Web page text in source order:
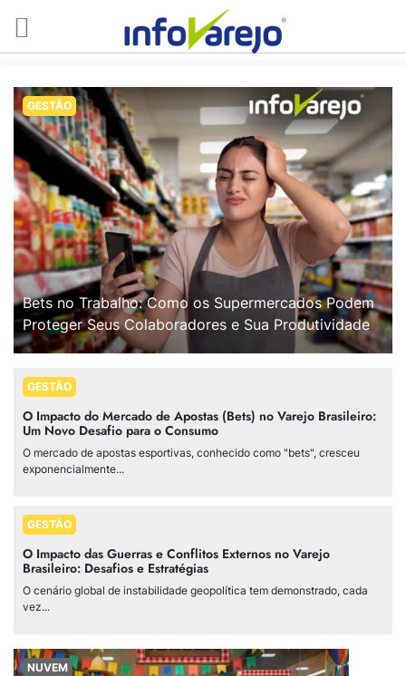
GESTÃO
Bets no Trabalho: Como os Supermercados Podem
Proteger Seus Colaboradores e Sua Produtividade
GESTÃO
O Impacto do Mercado de Apostas (Bets) no Varejo Brasileiro:
Um Novo Desafio para o Consumo
O mercado de apostas esportivas, conhecido como "bets", cresceu
exponencialmente...
GESTÃO
O Impacto das Guerras e Conflitos Externos no Varejo
Brasileiro: Desafios e Estratégias
O cenário global de instabilidade geopolítica tem demonstrado, cada
vez...
NUVEM